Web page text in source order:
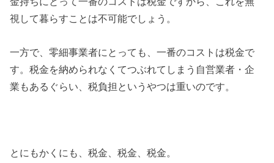
視して暮らすことは不可能でしょう。
一方で、零細事業者にとっても、一番のコストは税金で
す。税金を納められなくてつぶれてしまう自営業者・企
業もあるぐらい、税負担というやつは重いのです。
とにもかくにも、税金、税金、税金。